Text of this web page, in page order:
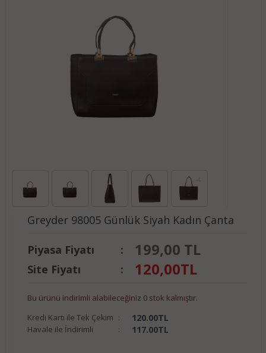
Greyder 98005 Günlük Siyah Kadın Çanta
Piyasa Fiyatı : 199,00 TL
Site Fiyatı : 120,00TL
Bu ürünü indirimli alabileceğiniz 0 stok kalmıştır.
Kredi Kartı ile Tek Çekim : 120.00TL
Havale ile İndirimli : 117.00TL